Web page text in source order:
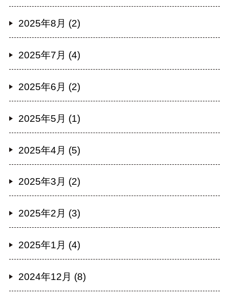
2025年8月 (2)
2025年7月 (4)
2025年6月 (2)
2025年5月 (1)
2025年4月 (5)
2025年3月 (2)
2025年2月 (3)
2025年1月 (4)
2024年12月 (8)